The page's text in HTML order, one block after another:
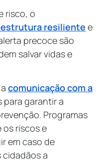
risco, o
resiliente e
precoce são
salvar vidas e
comunicação com a
para garantir a
Programas
riscos e
em caso de
a